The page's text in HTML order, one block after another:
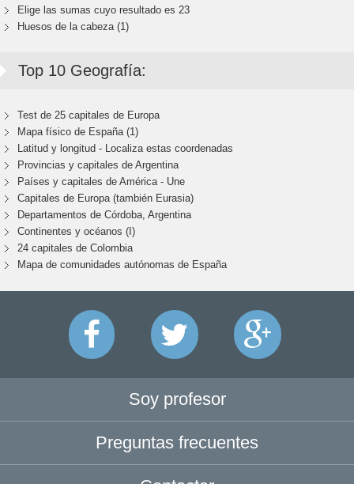
Elige las sumas cuyo resultado es 23
Huesos de la cabeza (1)
Top 10 Geografía:
Test de 25 capitales de Europa
Mapa físico de España (1)
Latitud y longitud - Localiza estas coordenadas
Provincias y capitales de Argentina
Países y capitales de América - Une
Capitales de Europa (también Eurasia)
Departamentos de Córdoba, Argentina
Continentes y océanos (I)
24 capitales de Colombia
Mapa de comunidades autónomas de España
Soy profesor
Preguntas frecuentes